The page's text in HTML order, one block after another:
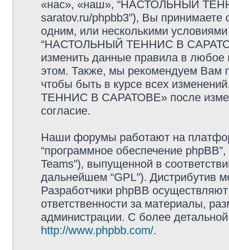
«нас», «наш», “НАСТОЛЬНЫЙ
saratov.ru/phpbb3”), Вы
одним, или несколькими
“НАСТОЛЬНЫЙ ТЕННИС В
изменить данные правила в
этом. Также, мы рекомендуем Вам
чтобы быть в курсе всех
ТЕННИС В САРАТОВЕ» после
согласие.
Наши форумы работают на
“программное обеспечение
Teams”), выпущенной в
дальнейшем “GPL”). Дистрибутив
Разработчики phpBB
ответственности за материалы,
администрации. С более
http://www.phpbb.com/.